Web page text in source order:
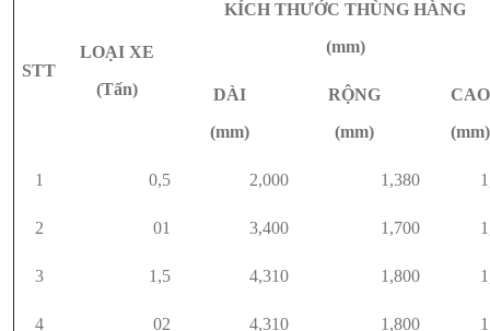
STT
LOẠI XE
(Tấn)
KÍCH THƯỚC THÙNG HÀNG
(mm)
DÀI
(mm)
RỘNG
(mm)
CAO
(mm)
1 0,5 2,000 1,380
2 01 3,400 1,700
3 1,5 4,310 1,800
4 02 4,310 1,800